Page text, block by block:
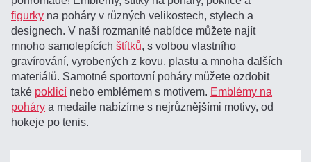
figurky na poháry v různých velikostech, stylech a
designech. V naší rozmanité nabídce můžete najít
mnoho samolepícíchštítků, s volbou vlastního
gravírování, vyrobených z kovu, plastu a mnoha dalších
materiálů. Samotné sportovní poháry můžete ozdobit
také poklicínebo emblémem s motivem. Emblémy na
poháry a medaile nabízíme s nejrůznějšími motivy, od
hokeje po tenis.